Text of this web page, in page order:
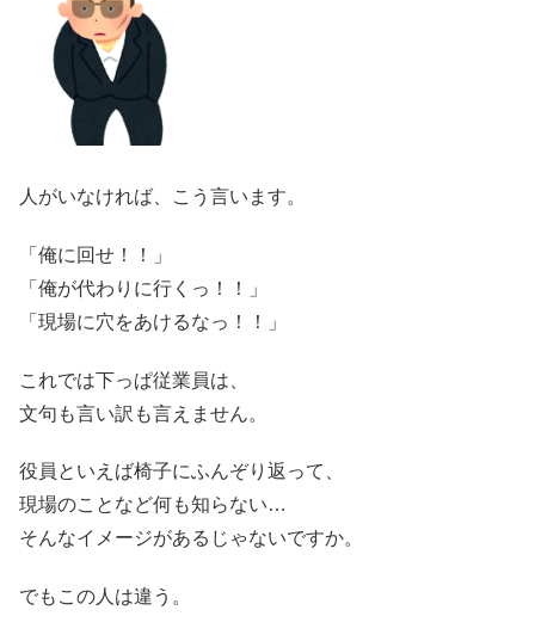
人がいなければ、こう言います。
「俺に回せ！！」
「俺が代わりに行くっ！！」
「現場に穴をあけるなっ！！」
これでは下っぱ従業員は、
文句も言い訳も言えません。
役員といえば椅子にふんぞり返って、
現場のことなど何も知らない…
そんなイメージがあるじゃないですか。
でもこの人は違う。